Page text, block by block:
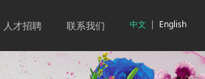
中文 | English
人才招聘 联系我们